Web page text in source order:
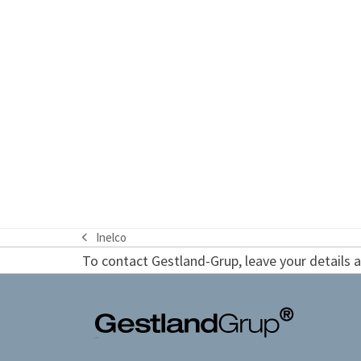
previous
post:
Inelco
To contact Gestland-Grup, leave your details